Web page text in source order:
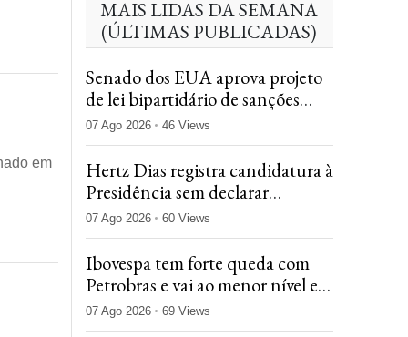
em
MAIS LIDAS DA SEMANA
(ÚLTIMAS PUBLICADAS)
Senado dos EUA aprova projeto
de lei bipartidário de sanções
abrangentes contra a Rússia
07 Ago 2026 46 Views
Hertz Dias registra candidatura à
Presidência sem declarar
nenhum bem
07 Ago 2026 60 Views
Ibovespa tem forte queda com
Petrobras e vai ao menor nível em
um mês
07 Ago 2026 69 Views